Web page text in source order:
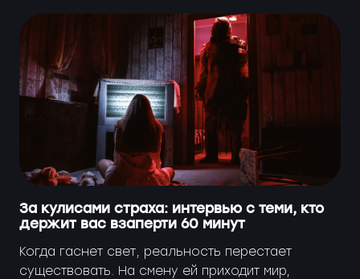
За кулисами страха: интервью с теми, кто
держит вас взаперти 60 минут
Когда гаснет свет, реальность перестает
существовать. На смену ей приходит мир,